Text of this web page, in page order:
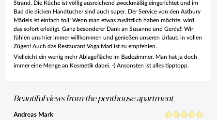
Strand. Die Küche ist völlig ausreichend zweckmäßig eingerichtet und im
Bad die dicken Handtücher sind auch super. Der Service von den Astbury
Mädels ist einfach toll! Wenn man etwas zusätzlich haben möchte, wird
das sofort erledigt. Ganz besonderer Dank an Susanne und Gerda!! Wir
fühlen uns hier immer willkommen und genießen unseren Urlaub in vollen
Zügen! Auch das Restaurant Voga Mari ist zu empfehlen.
Vielleicht ein wenig mehr Ablagefläche im Badezimmer. Man hat ja doch
immer eine Menge an Kosmetik dabei. -) Ansonsten ist alles tipptopp.
Beautiful views from the penthouse apartment
Andreas Mark